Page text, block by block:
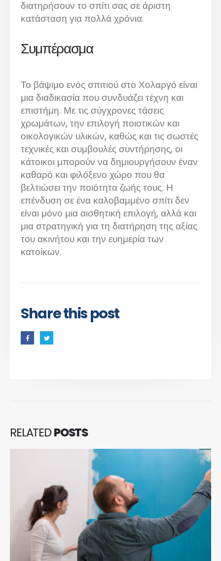
διατηρήσουν το σπίτι σας σε άριστη
κατάσταση για πολλά χρόνια.
Συμπέρασμα
Το βάψιμο ενός σπιτιού στο Χολαργό είναι
μια διαδικασία που συνδυάζει τέχνη και
επιστήμη. Με τις σύγχρονες τάσεις
χρωμάτων, την επιλογή ποιοτικών και
οικολογικών υλικών, καθώς και τις σωστές
τεχνικές και συμβουλές συντήρησης, οι
κάτοικοι μπορούν να δημιουργήσουν έναν
καθαρό και φιλόξενο χώρο που θα
βελτιώσει την ποιότητα ζωής τους. Η
επένδυση σε ένα καλοβαμμένο σπίτι δεν
είναι μόνο μια αισθητική επιλογή, αλλά και
μια στρατηγική για τη διατήρηση της αξίας
του ακινήτου και την ευημερία των
κατοίκων.
Share this post
RELATEDPOSTS